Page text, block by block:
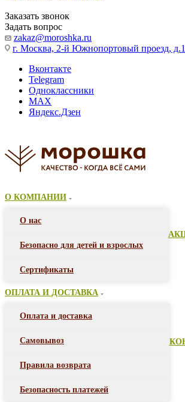
Заказать звонок
Задать вопрос
zakaz@moroshka.ru
г. Москва, 2-й Южнопортовый проезд,
Вконтакте
Telegram
Одноклассники
MAX
Яндекс.Дзен
О КОМПАНИИ
О нас
Безопасно для детей и взрослых
Сертификаты
ОПЛАТА И ДОСТАВКА
Оплата и доставка
Самовывоз
Правила возврата
Безопасность платежей